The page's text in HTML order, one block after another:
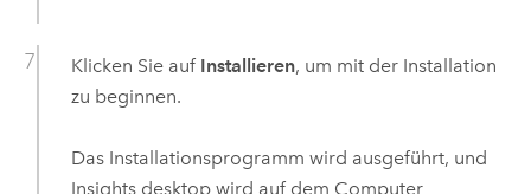
Klicken Sie auf Installieren, um mit der Installation
zu beginnen.
Das Installationsprogramm wird ausgeführt, und
Insights desktopwird auf dem Computer